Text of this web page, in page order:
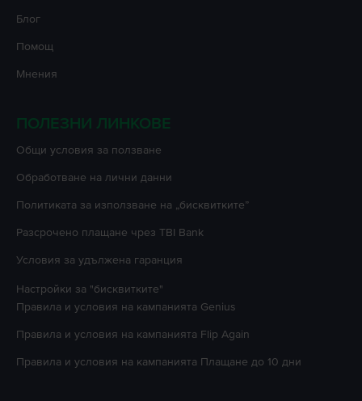
Блог
Помощ
Мнения
ПОЛЕЗНИ ЛИНКОВЕ
Oбщи условия за ползване
Oбработване на лични данни
Политиката за използване на „бисквитките”
Разсрочено плащане чрез TBI Bank
Условия за удължена гаранция
Настройки за "бисквитките"
Правила и условия на кампанията Genius
Правила и условия на кампанията Flip Again
Правила и условия на кампанията Плащане до 10 дни